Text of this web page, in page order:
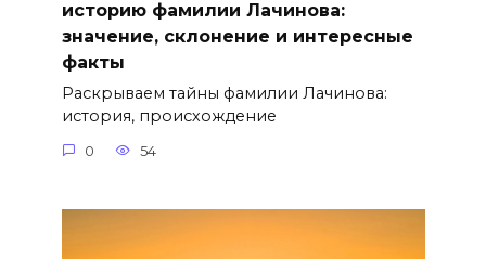
историю фамилии Лачинова:
значение, склонение и интересные
факты
Раскрываем тайны фамилии Лачинова:
история, происхождение
0 54